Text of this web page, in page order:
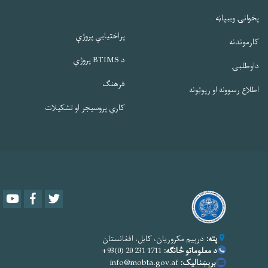
پخوانۍ ویبپاڼه
کارموندنه
داوطلبۍ
اطلاع رسوونه او رپوټونه
پراختیایي پروژې
د BTIMS پروژي
فرهنګ
کاري پروسیجر او تشکیلات
Youtube Facebook
پته: درېیم مکروریان، کابل، افغانستان
د معلوماتو څانګه: 1711 231 20 (0)93+
برېښنالیک: info@mobta.gov.af